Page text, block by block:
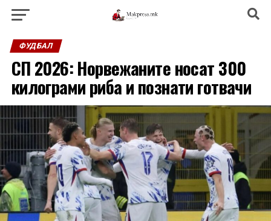
ФУДБАЛ
СП 2026: Норвежаните носат 300
килограми риба и познати готвачи